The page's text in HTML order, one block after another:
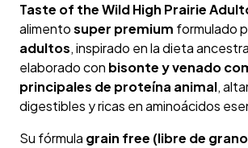
Taste of the Wild High Prairie
alimentosuper premium formulado
adultos, inspirado en la dieta
elaborado con bisonte y venado
principales de proteína animal,
digestibles y ricas en aminoácidos
Su fórmula grain free (libre de